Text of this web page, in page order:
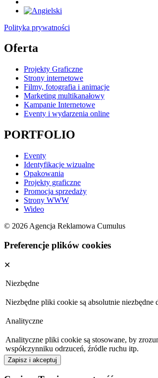
Polityka prywatności
Oferta
Projekty Graficzne
Strony internetowe
Filmy, fotografia i animacje
Marketing multikanałowy
Kampanie Internetowe
Eventy i wydarzenia online
PORTFOLIO
Eventy
Identyfikacje wizualne
Opakowania
Projekty graficzne
Promocja sprzedaży
Strony WWW
Wideo
© 2026 Agencja Reklamowa Cumulus
Preferencje plików cookies
✕
Niezbędne
Niezbędne pliki cookie są absolutnie
Analityczne
Analityczne pliki cookie są stosowane, by
współczynniku odrzuceń, źródle ruchu itp.
Zapisz i akceptuj